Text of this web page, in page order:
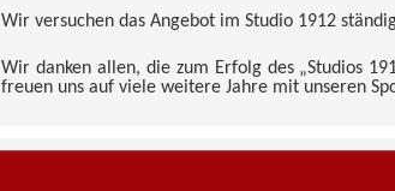
Wir versuchen das Angebot im Studio 1912
Wir danken allen, die zum Erfolg des „Studios
freuen uns auf viele weitere Jahre mit unseren